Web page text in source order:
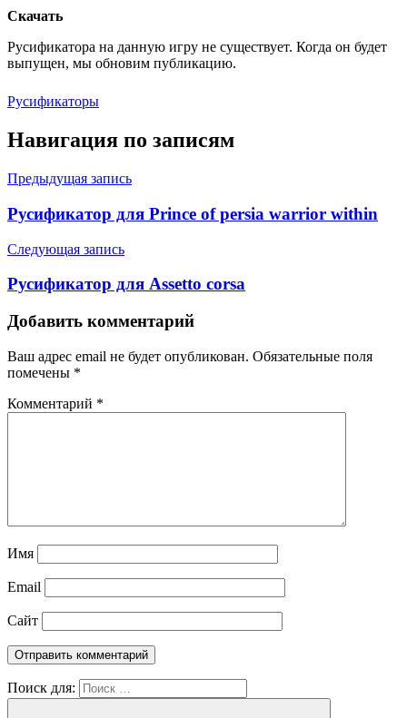
Скачать
Русификатора на данную игру не существует. Когда он будет
выпущен, мы обновим публикацию.
Русификаторы
Навигация по записям
Предыдущая запись
Русификатор для Prince of persia warrior within
Следующая запись
Русификатор для Assetto corsa
Добавить комментарий
Ваш адрес email не будет опубликован. Обязательные поля
помечены *
Комментарий *
Имя
Email
Сайт
Поиск для: